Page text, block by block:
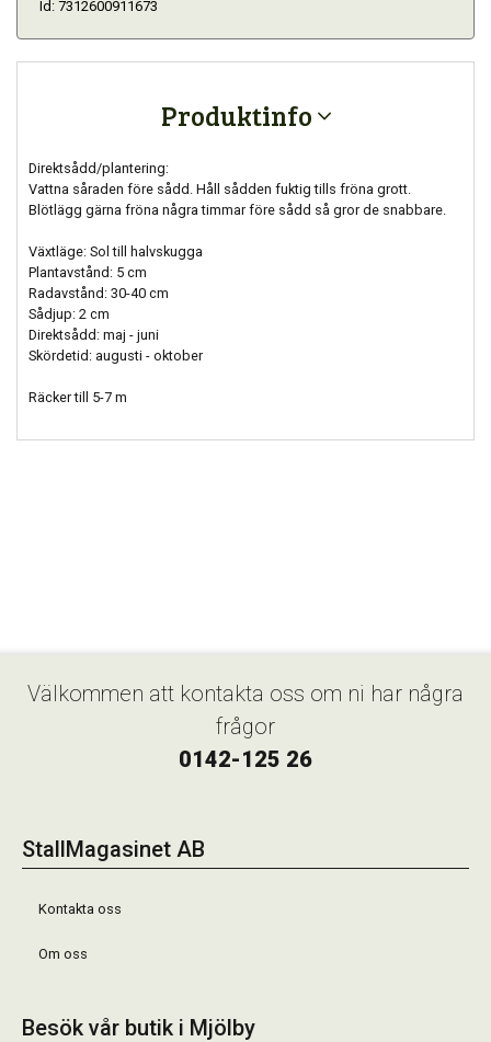
Id: 7312600911673
Produktinfo
Direktsådd/plantering:
Vattna såraden före sådd. Håll sådden fuktig tills fröna grott.
Blötlägg gärna fröna några timmar före sådd så gror de snabbare.
Växtläge: Sol till halvskugga
Plantavstånd: 5 cm
Radavstånd: 30-40 cm
Sådjup: 2 cm
Direktsådd: maj - juni
Skördetid: augusti - oktober
Räcker till 5-7 m
Välkommen att kontakta oss om ni har några
frågor
0142-125 26
StallMagasinet AB
Kontakta oss
Om oss
Besök vår butik i Mjölby